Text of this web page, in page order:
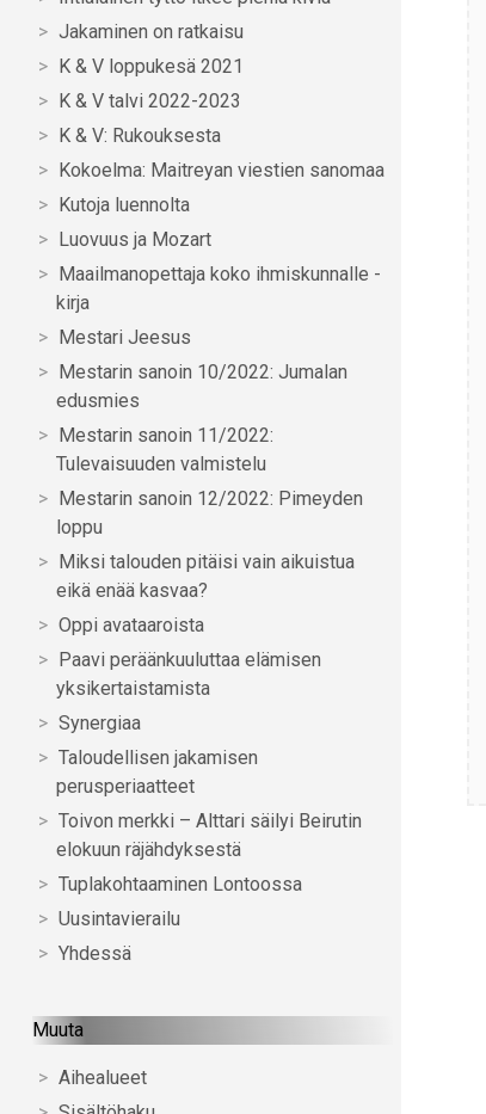
Jakaminen on ratkaisu
K & V loppukesä 2021
K & V talvi 2022-2023
K & V: Rukouksesta
Kokoelma: Maitreyan viestien sanomaa
Kutoja luennolta
Luovuus ja Mozart
Maailmanopettaja koko ihmiskunnalle -
kirja
Mestari Jeesus
Mestarin sanoin 10/2022: Jumalan
edusmies
Mestarin sanoin 11/2022:
Tulevaisuuden valmistelu
Mestarin sanoin 12/2022: Pimeyden
loppu
Miksi talouden pitäisi vain aikuistua
eikä enää kasvaa?
Oppi avataaroista
Paavi peräänkuuluttaa elämisen
yksikertaistamista
Synergiaa
Taloudellisen jakamisen
perusperiaatteet
Toivon merkki – Alttari säilyi Beirutin
elokuun räjähdyksestä
Tuplakohtaaminen Lontoossa
Uusintavierailu
Yhdessä
Muuta
Aihealueet